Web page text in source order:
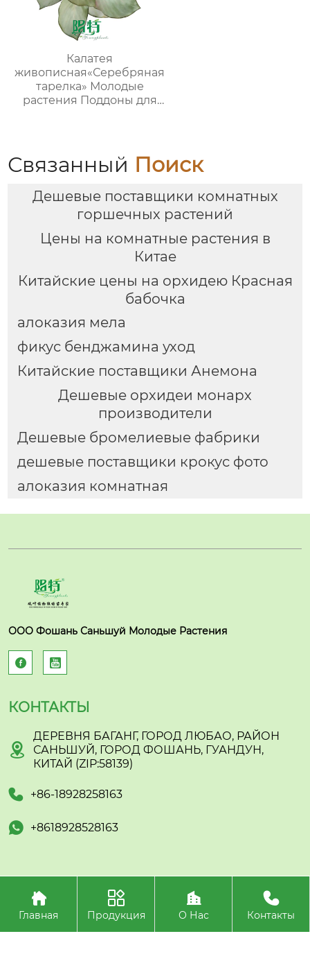
Калатея
живописная«Серебряная
тарелка» Молодые
растения Поддоны для
Связанный Поиск
Дешевые поставщики комнатных
горшечных растений
Цены на комнатные растения в
Китае
Китайские цены на орхидею Красная
бабочка
алоказия мела
фикус бенджамина уход
Китайские поставщики Анемона
Дешевые орхидеи монарх
производители
Дешевые бромелиевые фабрики
дешевые поставщики крокус фото
алоказия комнатная
ООО Фошань Саньшуй Молодые Растения
 
КОНТАКТЫ

ДЕРЕВНЯ БАГАНГ, ГОРОД ЛЮБАО, РАЙОН
САНЬШУЙ, ГОРОД ФОШАНЬ, ГУАНДУН,
КИТАЙ (ZIP:58139)
 +86-18928258163
 +8618928528163
Авторское право©ООО
Фошань Саньшуй Молодые Растения

Главная

Продукция

О Нас

Контакты